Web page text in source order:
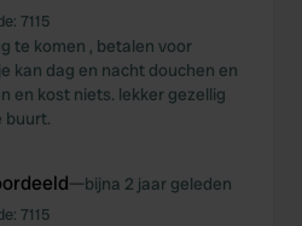
7115
te komen , betalen voor
kan dag en nacht douchen en
en kost niets. lekker gezellig
buurt.
—bijna 2 jaar geleden
7115